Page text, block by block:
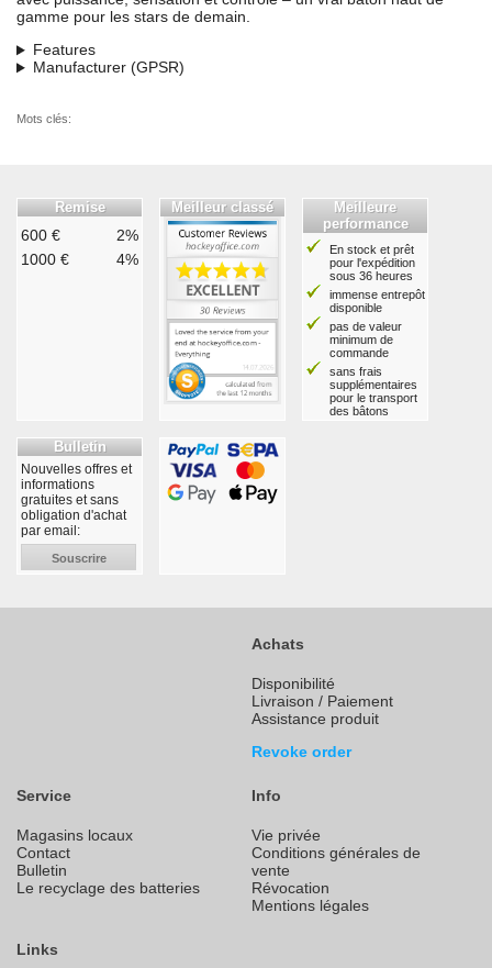
gamme pour les stars de demain.
Features
Manufacturer (GPSR)
Mots clés:
Remise
600 €
2%
1000 €
4%
Meilleur classé
Meilleure
performance
En stock et prêt
pour l'expédition
sous 36 heures
immense entrepôt
disponible
pas de valeur
minimum de
commande
sans frais
supplémentaires
pour le transport
des bâtons
Bulletin
Nouvelles offres et
informations
gratuites et sans
obligation d'achat
par email:
Souscrire
Achats
Disponibilité
Livraison / Paiement
Assistance produit
Revoke order
Service
Magasins locaux
Contact
Bulletin
Le recyclage des batteries
Info
Vie privée
Conditions générales de
vente
Révocation
Mentions légales
Links